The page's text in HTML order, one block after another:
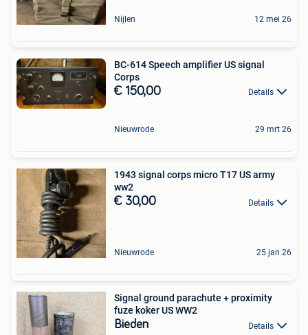
Nijlen 12 mei 26
BC-614 Speech amplifier US signal
Corps
€ 150,00 Details
Nieuwrode 29 mrt 26
1943 signal corps micro T17 US army
ww2
€ 30,00 Details
Nieuwrode 25 jan 26
Signal ground parachute + proximity
fuze koker US WW2
Bieden Details